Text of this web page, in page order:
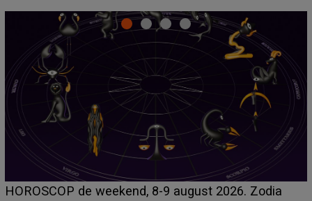
Emanuel a ținut ACEST DETALIU ASCUNS până